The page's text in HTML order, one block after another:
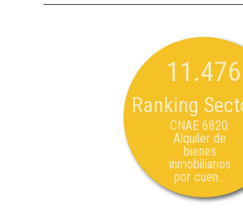
11.476
Ranking
CNAE 6820:
Alquiler de
bienes
inmobiliarios
por cuen...